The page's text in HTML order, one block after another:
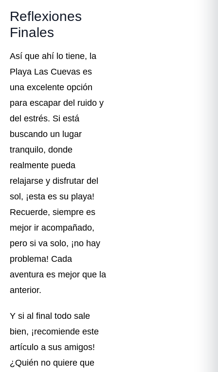
Reflexiones
Finales
Así que ahí lo tiene, la
Playa Las Cuevas es
una excelente opción
para escapar del ruido y
del estrés. Si está
buscando un lugar
tranquilo, donde
realmente pueda
relajarse y disfrutar del
sol, ¡esta es su playa!
Recuerde, siempre es
mejor ir acompañado,
pero si va solo, ¡no hay
problema! Cada
aventura es mejor que la
anterior.
Y si al final todo sale
bien, ¡recomiende este
artículo a sus amigos!
¿Quién no quiere que